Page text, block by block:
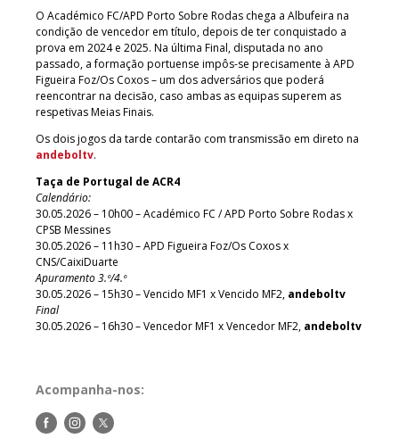
O Académico FC/APD Porto Sobre Rodas chega a Albufeira na
condição de vencedor em título, depois de ter conquistado a
prova em 2024 e 2025. Na última Final, disputada no ano
passado, a formação portuense impôs-se precisamente à APD
Figueira Foz/Os Coxos – um dos adversários que poderá
reencontrar na decisão, caso ambas as equipas superem as
respetivas Meias Finais.
Os dois jogos da tarde contarão com transmissão em direto na
andeboltv.
Taça de Portugal de ACR4
Calendário:
30.05.2026 – 10h00 – Académico FC / APD Porto Sobre Rodas x
CPSB Messines
30.05.2026 – 11h30 – APD Figueira Foz/Os Coxos x
CNS/CaixiDuarte
Apuramento 3.º/4.º
30.05.2026 – 15h30 – Vencido MF1 x Vencido MF2, andeboltv
Final
30.05.2026 – 16h30 – Vencedor MF1 x Vencedor MF2, andeboltv
Acompanha-nos:
Siga-Siga-Siga-